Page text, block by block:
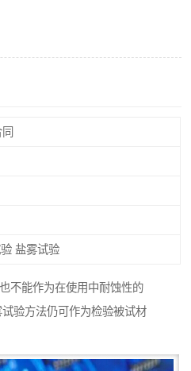
盐雾试验
不能作为在使用中耐蚀性的
验方法仍可作为检验被试材